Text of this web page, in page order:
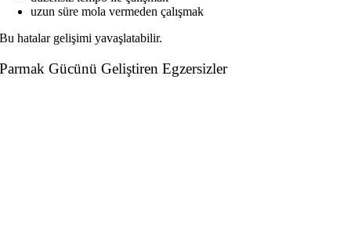
uzun süre mola vermeden çalışmak
Bu hatalar gelişimi yavaşlatabilir.
Parmak Gücünü Geliştiren Egzersizler